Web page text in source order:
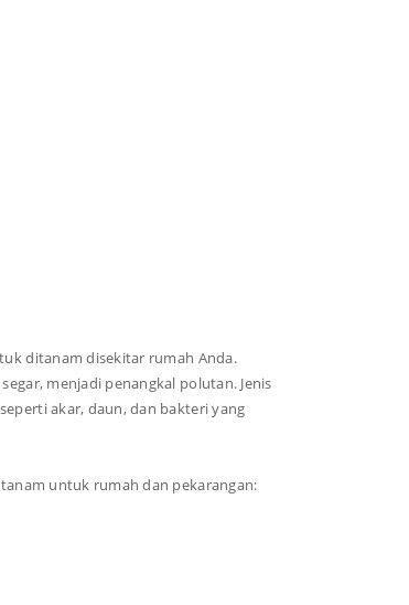
ditanam disekitar rumah Anda.
menjadi penangkal polutan. Jenis
akar, daun, dan bakteri yang
untuk rumah dan pekarangan: